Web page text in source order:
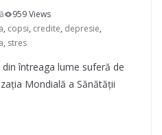
959 Views
, copsi, credite, depresie,
, stres
întreaga lume suferă de
Mondială a Sănătății